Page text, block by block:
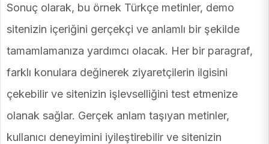
Sonuç olarak, bu örnek Türkçe metinler, demo
sitenizin içeriğini gerçekçi ve anlamlı bir şekilde
tamamlamanıza yardımcı olacak. Her bir paragraf,
farklı konulara değinerek ziyaretçilerin ilgisini
çekebilir ve sitenizin işlevselliğini test etmenize
olanak sağlar. Gerçek anlam taşıyan metinler,
kullanıcı deneyimini iyileştirebilir ve sitenizin